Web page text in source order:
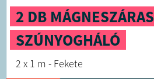
2 DB MÁGNESZÁRAS
SZÚNYOGHÁLÓ
2 x 1 m - Fekete